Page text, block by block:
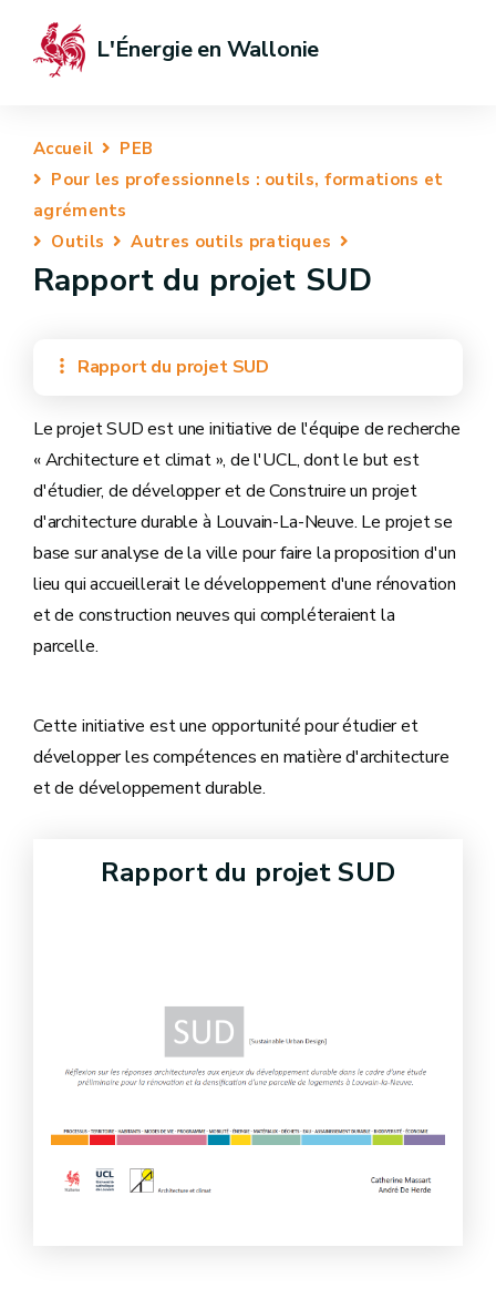
L'Énergie en Wallonie
Accueil
PEB
Pour les professionnels : outils, formations et
agréments
Outils
Autres outils pratiques
Rapport du projet SUD
Rapport du projet SUD
Le projet SUD est une initiative de l'équipe de recherche
« Architecture et climat », de l'UCL, dont le but est
d'étudier, de développer et de Construire un projet
d'architecture durable à Louvain-La-Neuve. Le projet se
base sur analyse de la ville pour faire la proposition d'un
lieu qui accueillerait le développement d'une rénovation
et de construction neuves qui compléteraient la
parcelle.
Cette initiative est une opportunité pour étudier et
développer les compétences en matière d'architecture
et de développement durable.
Rapport du projet SUD